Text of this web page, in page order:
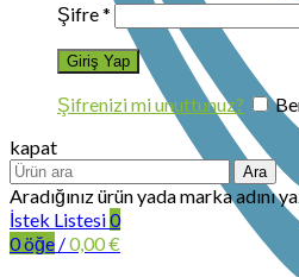
Şifre*
Şifrenizi mi unuttunuz?
kapat
Ara
Aradığınız ürün yada marka adını
İstek Listesi0
0öğe /0,00€